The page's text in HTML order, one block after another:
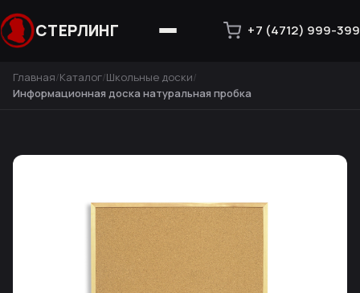
СТЕРЛИНГ +7 (4712) 999-399
Главная Каталог Школьные доски
Информационная доска натуральная пробка